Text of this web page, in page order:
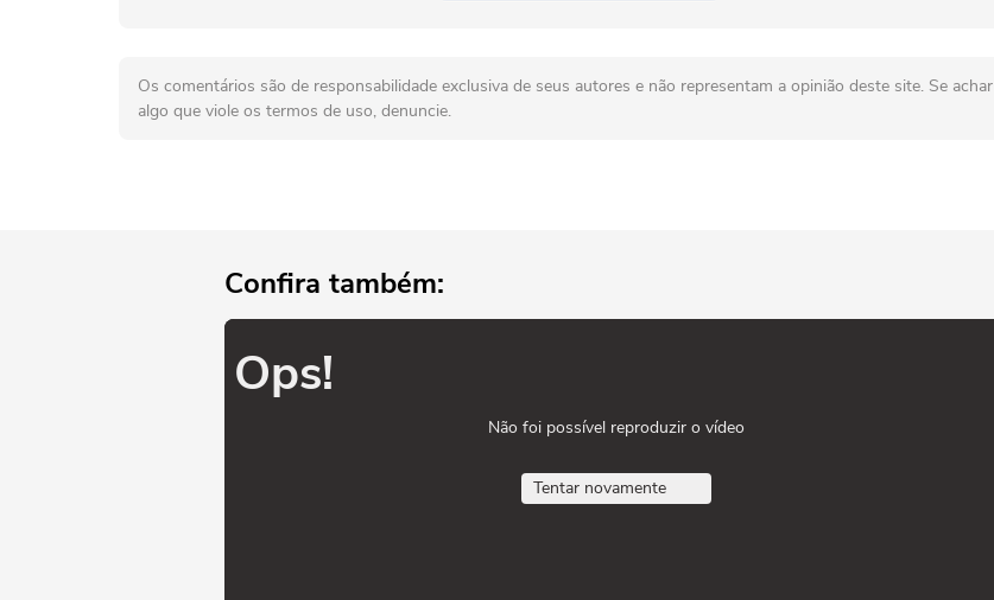
Os comentários são de responsabilidade exclusiva de seus autores e não representam a opinião deste site. Se achar
algo que viole os termos de uso, denuncie.
Confira também:
Ops!
Não foi possível reproduzir o vídeo
Tentar novamente